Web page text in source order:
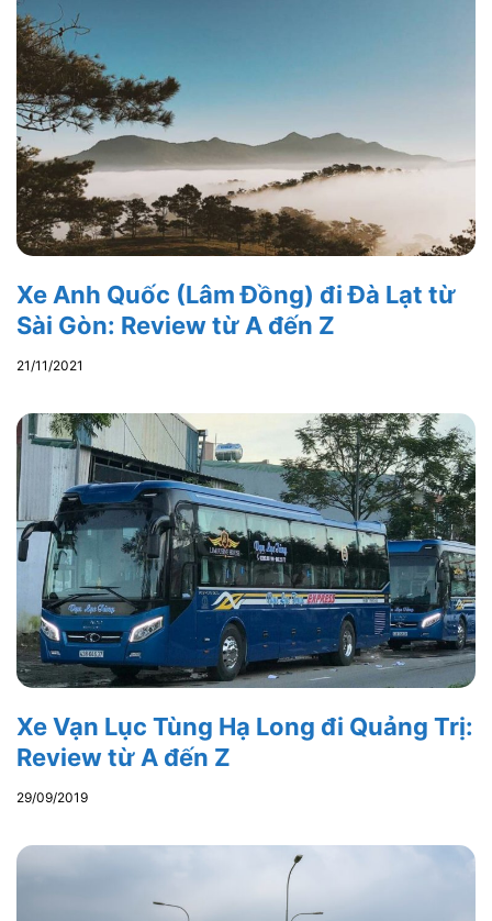
Xe Anh Quốc (Lâm Đồng) đi Đà Lạt từ
Sài Gòn: Review từ A đến Z
21/11/2021
Xe Vạn Lục Tùng Hạ Long đi Quảng Trị:
Review từ A đến Z
29/09/2019